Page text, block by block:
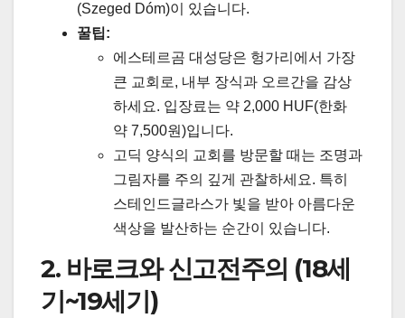
(Szeged Dóm)이 있습니다.
꿀팁:
에스테르곰 대성당은 헝가리에서 가장
큰 교회로, 내부 장식과 오르간을 감상
하세요. 입장료는 약 2,000 HUF(한화
약 7,500원)입니다.
고딕 양식의 교회를 방문할 때는 조명과
그림자를 주의 깊게 관찰하세요. 특히
스테인드글라스가 빛을 받아 아름다운
색상을 발산하는 순간이 있습니다.
2. 바로크와 신고전주의 (18세
기~19세기)